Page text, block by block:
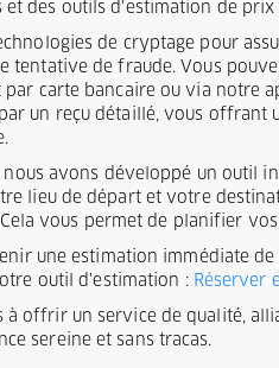
des outils d'estimation de prix
de cryptage pour
tentative de fraude. Vous
carte bancaire ou via notre
un reçu détaillé, vous offrant
avons développé un
lieu de départ et votre
vous permet de planifier
une estimation immédiate
outil d'estimation : Réserver
à offrir un service de qualité,
sereine et sans tracas.